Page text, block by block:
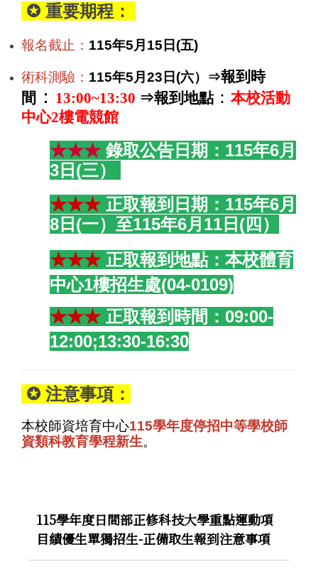
✪ 重要期程：
報名截止： 115年5月15日(五)
術科測驗： 115年5月23日(六）⇒報到時
間
： 13:00~13:30 ⇒報到地點： 本校活動
中心2樓電競館
★★★ 錄取公告日期：115年6月
3日(三）
★★★ 正取報到日期：115年6月
8日(一）至115年6月11日(四）
★★★ 正取報到地點：本校體育
中心1樓招生處(04-0109)
★★★ 正取報到時間：09:00-
12:00;13:30-16:30
✪ 注意事項：
本校師資培育中心115學年度停招中等學校師
資類科教育學程新生。
115學年度日間部正修科技大學重點運動項
目績優生單獨招生-正備取生報到注意事項